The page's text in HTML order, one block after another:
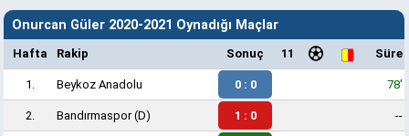
Onurcan Güler 2020-2021 Oynadığı Maçlar
Hafta Rakip Sonuç 11 Süre
1. Beykoz Anadolu 0 : 0 78'
2. Bandırmaspor(D) 1 : 0 --